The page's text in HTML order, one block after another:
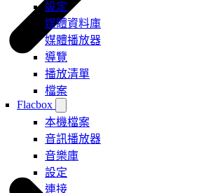
設定
媒體資料庫
媒體播放器
導覽
播放清單
檔案
Flacbox
本機檔案
音訊播放器
音樂庫
設定
連接